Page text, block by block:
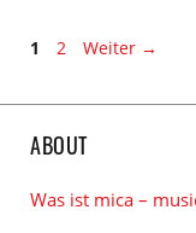
Tags
Seite
1 Seite
2 Weiter →
ABOUT
Was ist mica –